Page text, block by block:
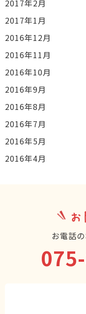
2017年2月
2017年1月
2016年12月
2016年11月
2016年10月
2016年9月
2016年8月
2016年7月
2016年5月
2016年4月
お電話